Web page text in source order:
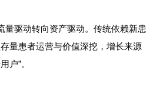
驱动转向资产驱动。传统依赖新患
量患者运营与价值深挖，增长来源
户”。